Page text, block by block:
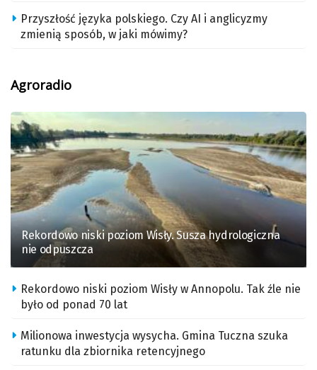
Przyszłość języka polskiego. Czy AI i anglicyzmy
zmienią sposób, w jaki mówimy?
Agroradio
Rekordowo niski poziom Wisły. Susza hydrologiczna
nie odpuszcza
Rekordowo niski poziom Wisły w Annopolu. Tak źle nie
było od ponad 70 lat
Milionowa inwestycja wysycha. Gmina Tuczna szuka
ratunku dla zbiornika retencyjnego